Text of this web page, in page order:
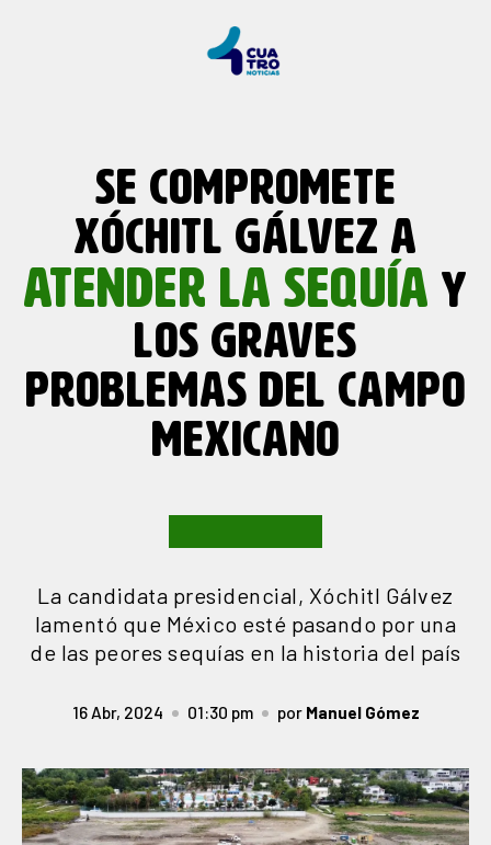
SE COMPROMETE
XÓCHITL GÁLVEZ A
ATENDER LA SEQUÍA Y
LOS GRAVES
PROBLEMAS DEL CAMPO
MEXICANO
La candidata presidencial, Xóchitl Gálvez
lamentó que México esté pasando por una
de las peores sequías en la historia del país
16 Abr, 2024 01:30 pm por Manuel Gómez